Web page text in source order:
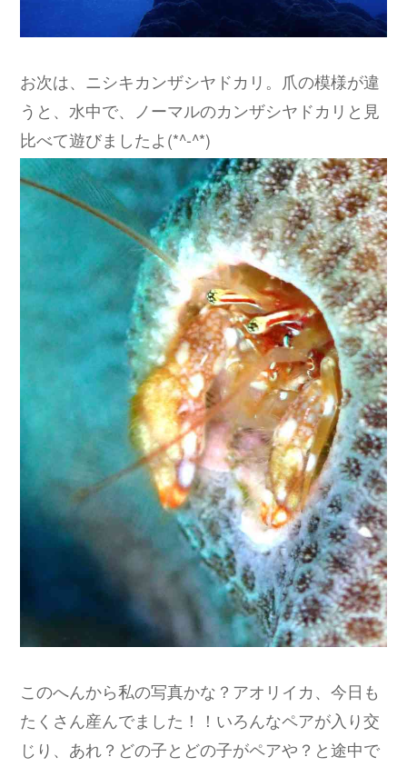
お次は、ニシキカンザシヤドカリ。爪の模様が違
うと、水中で、ノーマルのカンザシヤドカリと見
比べて遊びましたよ(*^-^*)
このへんから私の写真かな？アオリイカ、今日も
たくさん産んでました！！いろんなペアが入り交
じり、あれ？どの子とどの子がペアや？と途中で